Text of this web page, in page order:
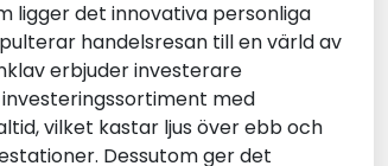
ligger det innovativa personliga
handelsresan till en värld av
erbjuder investerare
med
vilket kastar ljus över ebb och
Dessutom ger det